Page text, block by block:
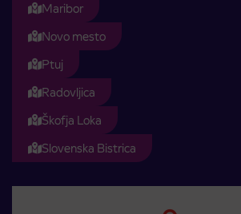
Maribor
Novo mesto
Ptuj
Radovljica
Škofja Loka
Slovenska Bistrica